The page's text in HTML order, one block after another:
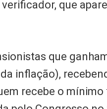
que
que
inflação),
recebe o